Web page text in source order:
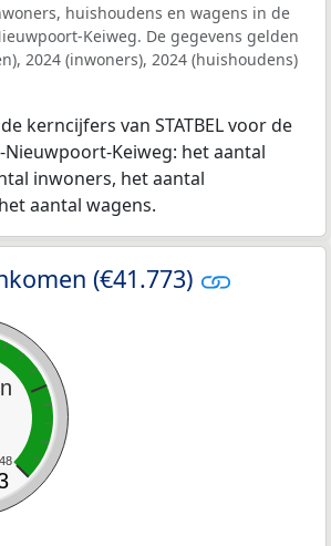
huishoudens en wagens in de
Keiweg. De gegevens gelden
2024 (inwoners), 2024 (huishoudens)
kerncijfers van STATBEL voor de
Keiweg: het aantal
inwoners, het aantal
aantal wagens.
(€41.773)